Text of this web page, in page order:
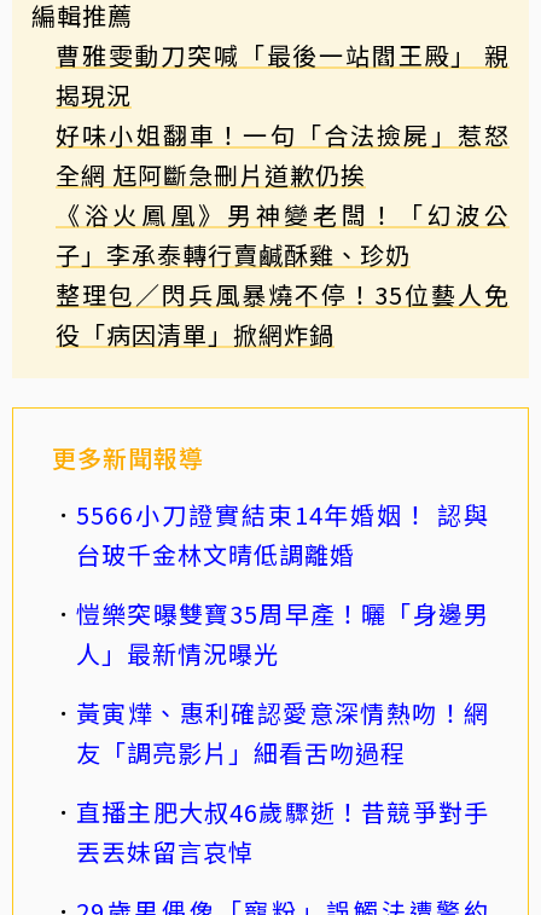
編輯推薦
曹雅雯動刀突喊「最後一站閻王殿」 親
揭現況
好味小姐翻車！一句「合法撿屍」惹怒
全網 尪阿斷急刪片道歉仍挨
《浴火鳳凰》男神變老闆！「幻波公
子」李承泰轉行賣鹹酥雞、珍奶
整理包／閃兵風暴燒不停！35位藝人免
役「病因清單」掀網炸鍋
更多新聞報導
5566小刀證實結束14年婚姻！ 認與
台玻千金林文晴低調離婚
愷樂突曝雙寶35周早產！曬「身邊男
人」最新情況曝光
黃寅燁、惠利確認愛意深情熱吻！網
友「調亮影片」細看舌吻過程
直播主肥大叔46歲驟逝！昔競爭對手
丟丟妹留言哀悼